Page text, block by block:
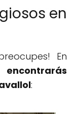
en
En
encontrarás
: